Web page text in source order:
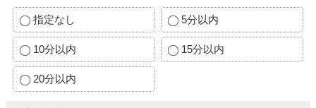
指定なし 5分以内
10分以内 15分以内
20分以内